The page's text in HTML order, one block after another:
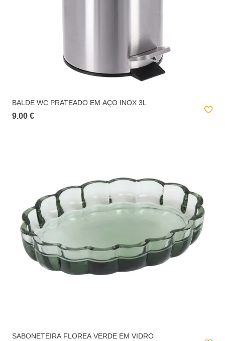
BALDE WC PRATEADO EM AÇO INOX 3L
9.00 €
SABONETEIRA FLOREA VERDE EM VIDRO